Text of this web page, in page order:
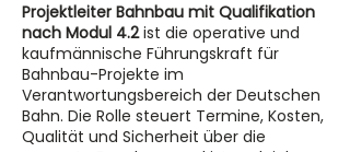
Projektleiter Bahnbau mit Qualifikation
nach Modul 4.2ist die operative und
kaufmännische Führungskraft für
Bahnbau-Projekte im
Verantwortungsbereich der Deutschen
Bahn. Die Rolle steuert Termine, Kosten,
Qualität und Sicherheit über die